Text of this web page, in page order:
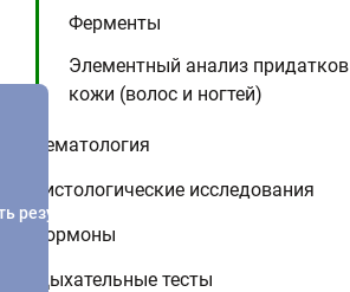
Ферменты
Элементный анализ придатков
кожи (волос и ногтей)
Гематология
Гистологические исследования
Гормоны
Дыхательные тесты
результатов